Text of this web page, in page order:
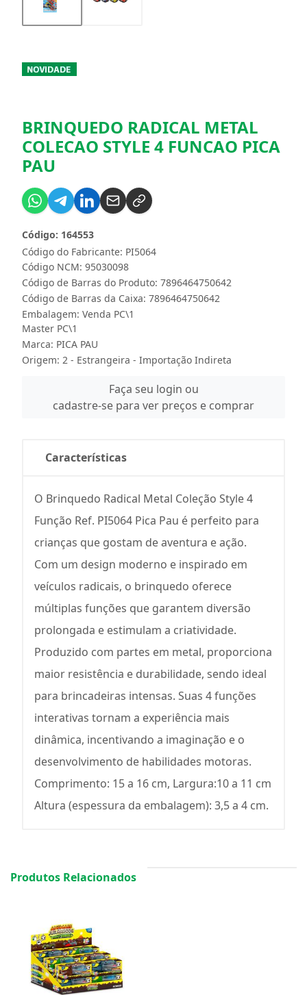
BRINQUEDO RADICAL METAL
COLECAO STYLE 4 FUNCAO PICA
PAU
Código do Fabricante: PI5064
Código: 164553
Código NCM: 95030098
Código de Barras do Produto: 7896464750642
Código de Barras da Caixa: 7896464750642
Embalagem: Venda PC\1
Master PC\1
Marca: PICA PAU
Origem: 2 - Estrangeira - Importação Indireta
Faça seu login ou
cadastre-se para ver preços e comprar
Características
O Brinquedo Radical Metal Coleção Style 4
Função Ref. PI5064 Pica Pau é perfeito para
crianças que gostam de aventura e ação.
Com um design moderno e inspirado em
veículos radicais, o brinquedo oferece
múltiplas funções que garantem diversão
prolongada e estimulam a criatividade.
Produzido com partes em metal, proporciona
maior resistência e durabilidade, sendo ideal
para brincadeiras intensas. Suas 4 funções
interativas tornam a experiência mais
dinâmica, incentivando a imaginação e o
desenvolvimento de habilidades motoras.
Comprimento: 15 a 16 cm, Largura:10 a 11 cm
Altura (espessura da embalagem): 3,5 a 4 cm.
Produtos Relacionados